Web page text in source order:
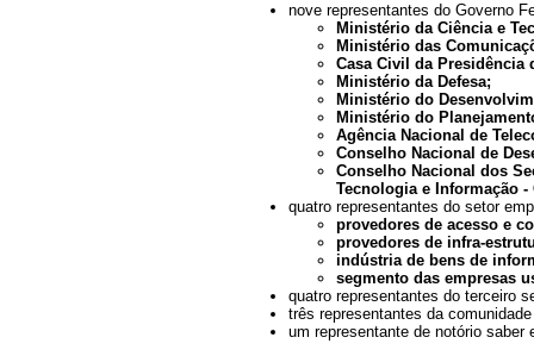
nove representantes do Governo
Ministério da Ciência e
Ministério das
Casa Civil da Presidência
Ministério da Defesa;
Ministério do
Ministério do
Agência Nacional de
Conselho Nacional de
Conselho Nacional dos
Tecnologia e Informação -
quatro representantes do setor
provedores de acesso e
provedores de infra-
indústria de bens de
segmento das empresas
quatro representantes do terceiro
três representantes da
um representante de notório saber